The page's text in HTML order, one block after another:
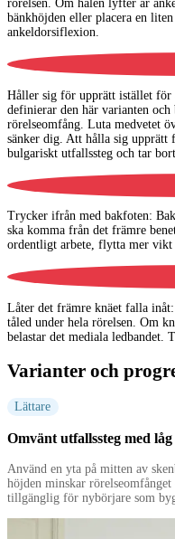
rörelsen. Om hälen lyfter är
bänkhöjden eller placera en
ankeldorsiflexion.
Håller sig för upprätt istället för
definierar den här varianten och
rörelseomfång. Luta medvetet
sänker dig. Att hålla sig
bulgariskt utfallssteg och tar
Trycker ifrån med bakfoten:
ska komma från det främre
ordentligt arbete, flytta mer
Låter det främre knäet falla inåt:
tåled under hela rörelsen. Om
belastar det mediala ledbandet.
Varianter och
Lättare
Omvänt utfallssteg med
Använd en yta på mitten av
höjden minskar
tillgänglig för nybörjare som